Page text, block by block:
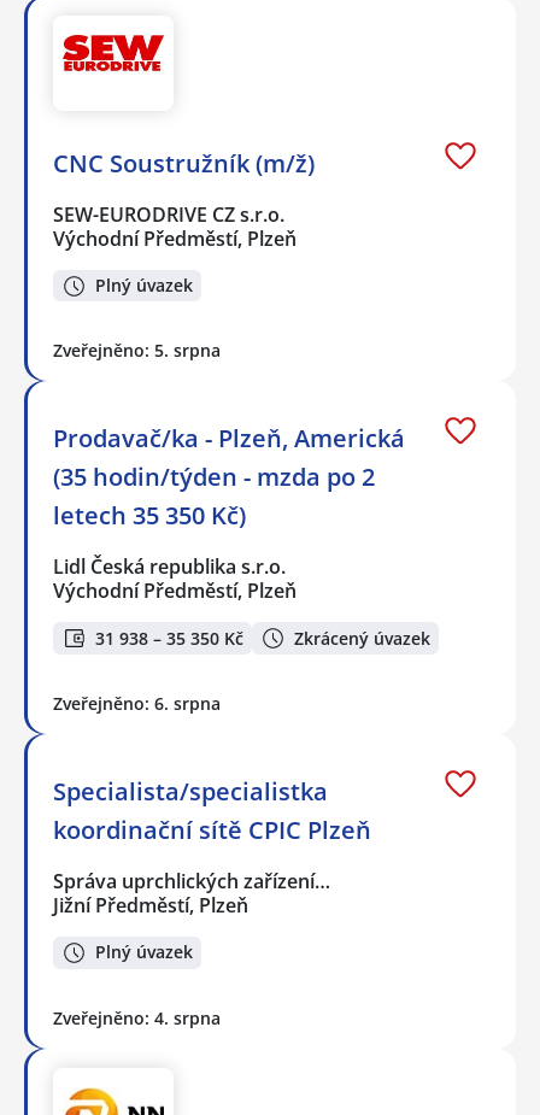
CNC Soustružník (m/ž)
SEW-EURODRIVE CZ s.r.o.
Východní Předměstí, Plzeň
Plný úvazek
Zveřejněno: 5. srpna
Prodavač/ka - Plzeň, Americká
(35 hodin/týden - mzda po 2
letech 35 350 Kč)
Lidl Česká republika s.r.o.
Východní Předměstí, Plzeň
31 938 – 35 350 Kč Zkrácený úvazek
Zveřejněno: 6. srpna
Specialista/specialistka
koordinační sítě CPIC Plzeň
Správa uprchlických zařízení…
Jižní Předměstí, Plzeň
Plný úvazek
Zveřejněno: 4. srpna